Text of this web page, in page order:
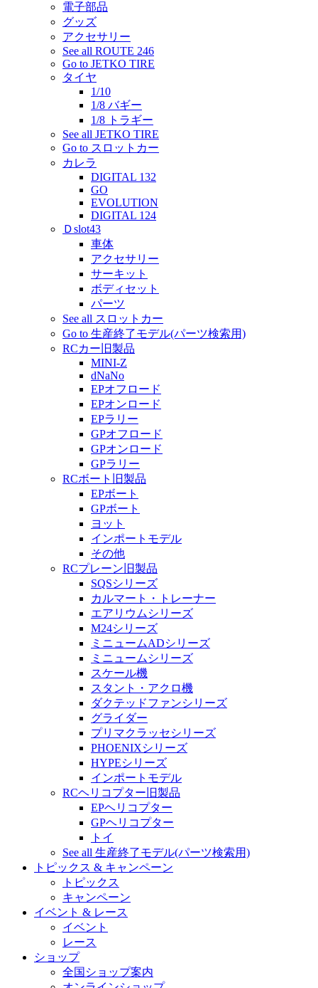
電子部品
グッズ
アクセサリー
See all ROUTE 246
Go to JETKO TIRE
タイヤ
1/10
1/8 バギー
1/8 トラギー
See all JETKO TIRE
Go to スロットカー
カレラ
DIGITAL 132
GO
EVOLUTION
DIGITAL 124
Ｄslot43
車体
アクセサリー
サーキット
ボディセット
パーツ
See all スロットカー
Go to 生産終了モデル(パーツ検索用)
RCカー旧製品
MINI-Z
dNaNo
EPオフロード
EPオンロード
EPラリー
GPオフロード
GPオンロード
GPラリー
RCボート旧製品
EPボート
GPボート
ヨット
インポートモデル
その他
RCプレーン旧製品
SQSシリーズ
カルマート・トレーナー
エアリウムシリーズ
M24シリーズ
ミニュームADシリーズ
ミニュームシリーズ
スケール機
スタント・アクロ機
ダクテッドファンシリーズ
グライダー
プリマクラッセシリーズ
PHOENIXシリーズ
HYPEシリーズ
インポートモデル
RCヘリコプター旧製品
EPヘリコプター
GPヘリコプター
トイ
See all 生産終了モデル(パーツ検索用)
トピックス & キャンペーン
トピックス
キャンペーン
イベント & レース
イベント
レース
ショップ
全国ショップ案内